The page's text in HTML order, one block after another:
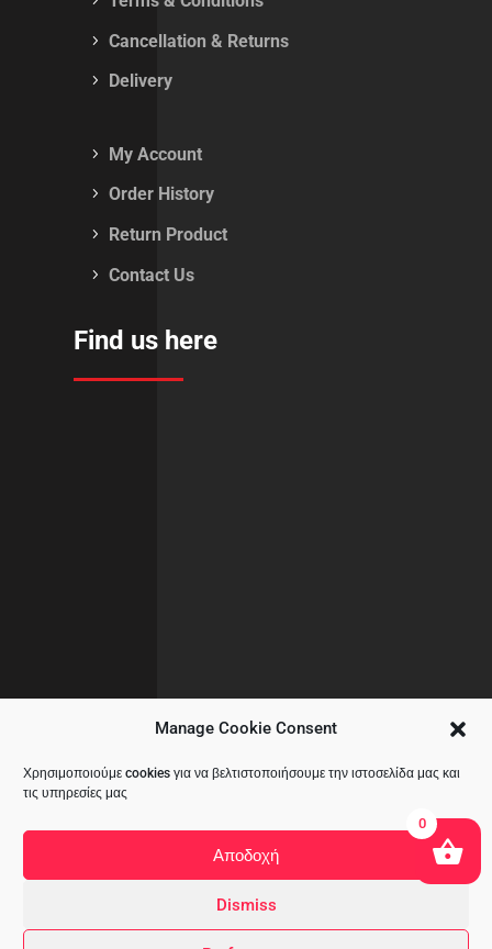
Manage Cookie Consent
Χρησιμοποιούμε cookies για να βελτιστοποιήσουμε την ιστοσελίδα μας και
τις υπηρεσίες μας
Αποδοχή
Dismiss
Cancellation & Returns
Delivery
My Account
Order History
Return Product
Contact Us
Find us here
Copyright © 2020 All Rights Reserved
0